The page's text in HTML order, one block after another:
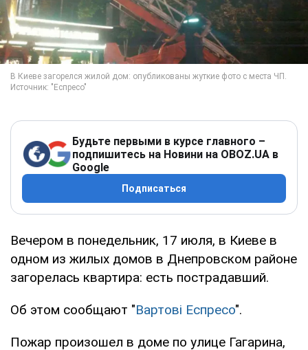
Будьте первыми в курсе главного –
подпишитесь на Новини на OBOZ.UA в
Google
Подписаться
Вечером в понедельник, 17 июля, в Киеве в
одном из жилых домов в Днепровском районе
загорелась квартира: есть пострадавший.
Об этом сообщают "Вартові Еспресо".
Пожар произошел в доме по улице Гагарина,